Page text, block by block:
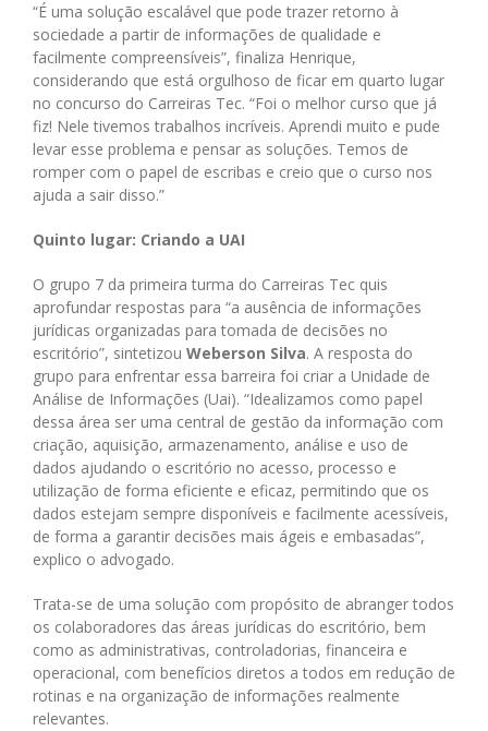
“É uma solução escalável que pode trazer retorno à
sociedade a partir de informações de qualidade e
facilmente compreensíveis”, finaliza Henrique,
considerando que está orgulhoso de ficar em quarto lugar
no concurso do Carreiras Tec. “Foi o melhor curso que já
fiz! Nele tivemos trabalhos incríveis. Aprendi muito e pude
levar esse problema e pensar as soluções. Temos de
romper com o papel de escribas e creio que o curso nos
ajuda a sair disso.”
Quinto lugar: Criando a UAI
O grupo 7 da primeira turma do Carreiras Tec quis
aprofundar respostas para “a ausência de informações
jurídicas organizadas para tomada de decisões no
escritório”, sintetizou Weberson Silva. A resposta do
grupo para enfrentar essa barreira foi criar a Unidade de
Análise de Informações (Uai). “Idealizamos como papel
dessa área ser uma central de gestão da informação com
criação, aquisição, armazenamento, análise e uso de
dados ajudando o escritório no acesso, processo e
utilização de forma eficiente e eficaz, permitindo que os
dados estejam sempre disponíveis e facilmente acessíveis,
de forma a garantir decisões mais ágeis e embasadas”,
explico o advogado.
Trata-se de uma solução com propósito de abranger todos
os colaboradores das áreas jurídicas do escritório, bem
como as administrativas, controladorias, financeira e
operacional, com benefícios diretos a todos em redução de
rotinas e na organização de informações realmente
relevantes.